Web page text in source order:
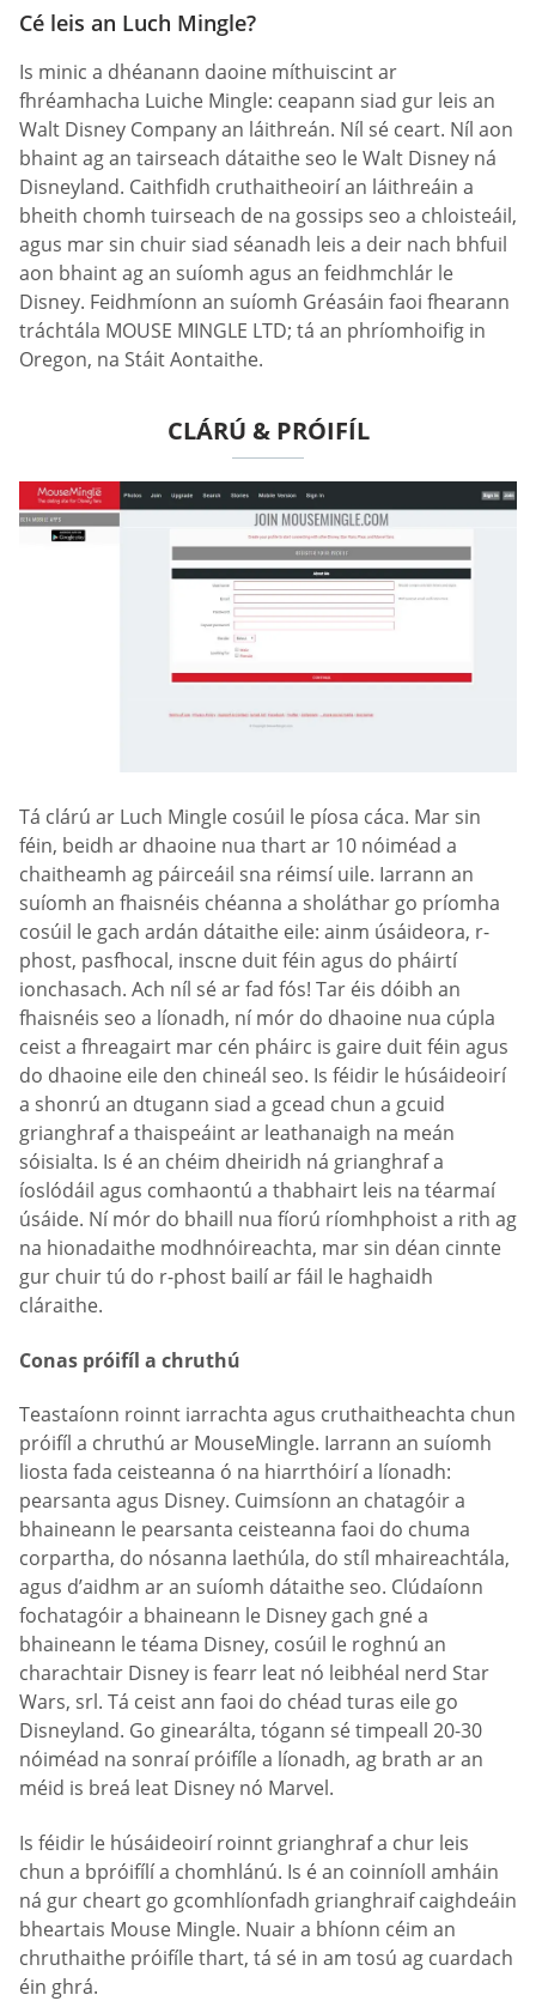
Cé leis an Luch Mingle?
Is minic a dhéanann daoine míthuiscint ar
fhréamhacha Luiche Mingle: ceapann siad gur leis an
Walt Disney Company an láithreán. Níl sé ceart. Níl aon
bhaint ag an tairseach dátaithe seo le Walt Disney ná
Disneyland. Caithfidh cruthaitheoirí an láithreáin a
bheith chomh tuirseach de na gossips seo a chloisteáil,
agus mar sin chuir siad séanadh leis a deir nach bhfuil
aon bhaint ag an suíomh agus an feidhmchlár le
Disney. Feidhmíonn an suíomh Gréasáin faoi fhearann
tráchtála MOUSE MINGLE LTD; tá an phríomhoifig in
Oregon, na Stáit Aontaithe.
CLÁRÚ & PRÓIFÍL
Tá clárú ar Luch Mingle cosúil le píosa cáca. Mar sin
féin, beidh ar dhaoine nua thart ar 10 nóiméad a
chaitheamh ag páirceáil sna réimsí uile. Iarrann an
suíomh an fhaisnéis chéanna a sholáthar go príomha
cosúil le gach ardán dátaithe eile: ainm úsáideora, r-
phost, pasfhocal, inscne duit féin agus do pháirtí
ionchasach. Ach níl sé ar fad fós! Tar éis dóibh an
fhaisnéis seo a líonadh, ní mór do dhaoine nua cúpla
ceist a fhreagairt mar cén pháirc is gaire duit féin agus
do dhaoine eile den chineál seo. Is féidir le húsáideoirí
a shonrú an dtugann siad a gcead chun a gcuid
grianghraf a thaispeáint ar leathanaigh na meán
sóisialta. Is é an chéim dheiridh ná grianghraf a
íoslódáil agus comhaontú a thabhairt leis na téarmaí
úsáide. Ní mór do bhaill nua fíorú ríomhphoist a rith ag
na hionadaithe modhnóireachta, mar sin déan cinnte
gur chuir tú do r-phost bailí ar fáil le haghaidh
cláraithe.
Conas próifíl a chruthú
Teastaíonn roinnt iarrachta agus cruthaitheachta chun
próifíl a chruthú ar MouseMingle. Iarrann an suíomh
liosta fada ceisteanna ó na hiarrthóirí a líonadh:
pearsanta agus Disney. Cuimsíonn an chatagóir a
bhaineann le pearsanta ceisteanna faoi do chuma
corpartha, do nósanna laethúla, do stíl mhaireachtála,
agus d’aidhm ar an suíomh dátaithe seo. Clúdaíonn
fochatagóir a bhaineann le Disney gach gné a
bhaineann le téama Disney, cosúil le roghnú an
charachtair Disney is fearr leat nó leibhéal nerd Star
Wars, srl. Tá ceist ann faoi do chéad turas eile go
Disneyland. Go ginearálta, tógann sé timpeall 20-30
nóiméad na sonraí próifíle a líonadh, ag brath ar an
méid is breá leat Disney nó Marvel.
Is féidir le húsáideoirí roinnt grianghraf a chur leis
chun a bpróifílí a chomhlánú. Is é an coinníoll amháin
ná gur cheart go gcomhlíonfadh grianghraif caighdeáin
bheartais Mouse Mingle. Nuair a bhíonn céim an
chruthaithe próifíle thart, tá sé in am tosú ag cuardach
éin ghrá.